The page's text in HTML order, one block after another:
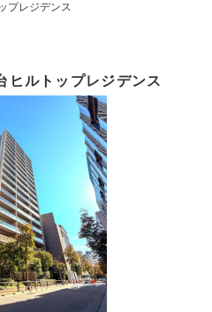
プレジデンス
ヒルトップレジデンス